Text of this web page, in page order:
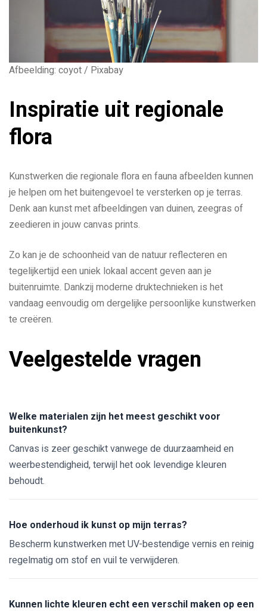
Afbeelding: coyot / Pixabay
Inspiratie uit regionale
flora
Kunstwerken die regionale flora en fauna afbeelden kunnen
je helpen om het buitengevoel te versterken op je terras.
Denk aan kunst met afbeeldingen van duinen, zeegras of
zeedieren in jouw canvas prints.
Zo kan je de schoonheid van de natuur reflecteren en
tegelijkertijd een uniek lokaal accent geven aan je
buitenruimte. Dankzij moderne druktechnieken is het
vandaag eenvoudig om dergelijke persoonlijke kunstwerken
te creëren.
Veelgestelde vragen
Welke materialen zijn het meest geschikt voor
buitenkunst?
Canvas is zeer geschikt vanwege de duurzaamheid en
weerbestendigheid, terwijl het ook levendige kleuren
behoudt.
Hoe onderhoud ik kunst op mijn terras?
Bescherm kunstwerken met UV-bestendige vernis en reinig
regelmatig om stof en vuil te verwijderen.
Kunnen lichte kleuren echt een verschil maken op een